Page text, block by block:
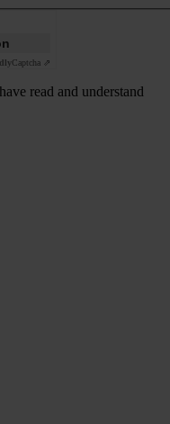
Captcha ⇗
read and understand